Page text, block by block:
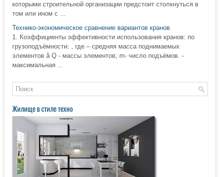
которыми строительной организации предстоит столкнуться в
том или ином с ...
Технико-экономическое сравнение вариантов кранов
1. Коэффициенты эффективности использования кранов: по
грузоподъёмности: , где – средняя масса поднимаемых
элементов å Q - массы элементов; m- число подъёмов. -
максимальная ...
Жилище в стиле техно